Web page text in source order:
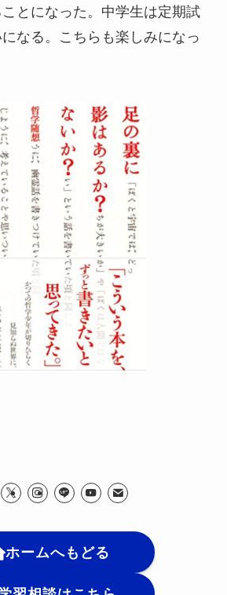
とになった。中学生は定期試
なる。こちらも楽しみになっ
ホームへもどる